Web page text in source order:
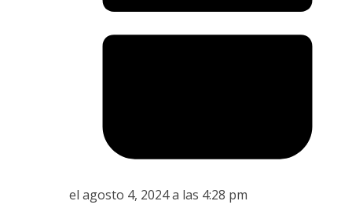
el agosto 4, 2024 a las 4:28 pm